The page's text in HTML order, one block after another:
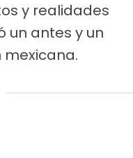
y realidades
un antes y un
mexicana.